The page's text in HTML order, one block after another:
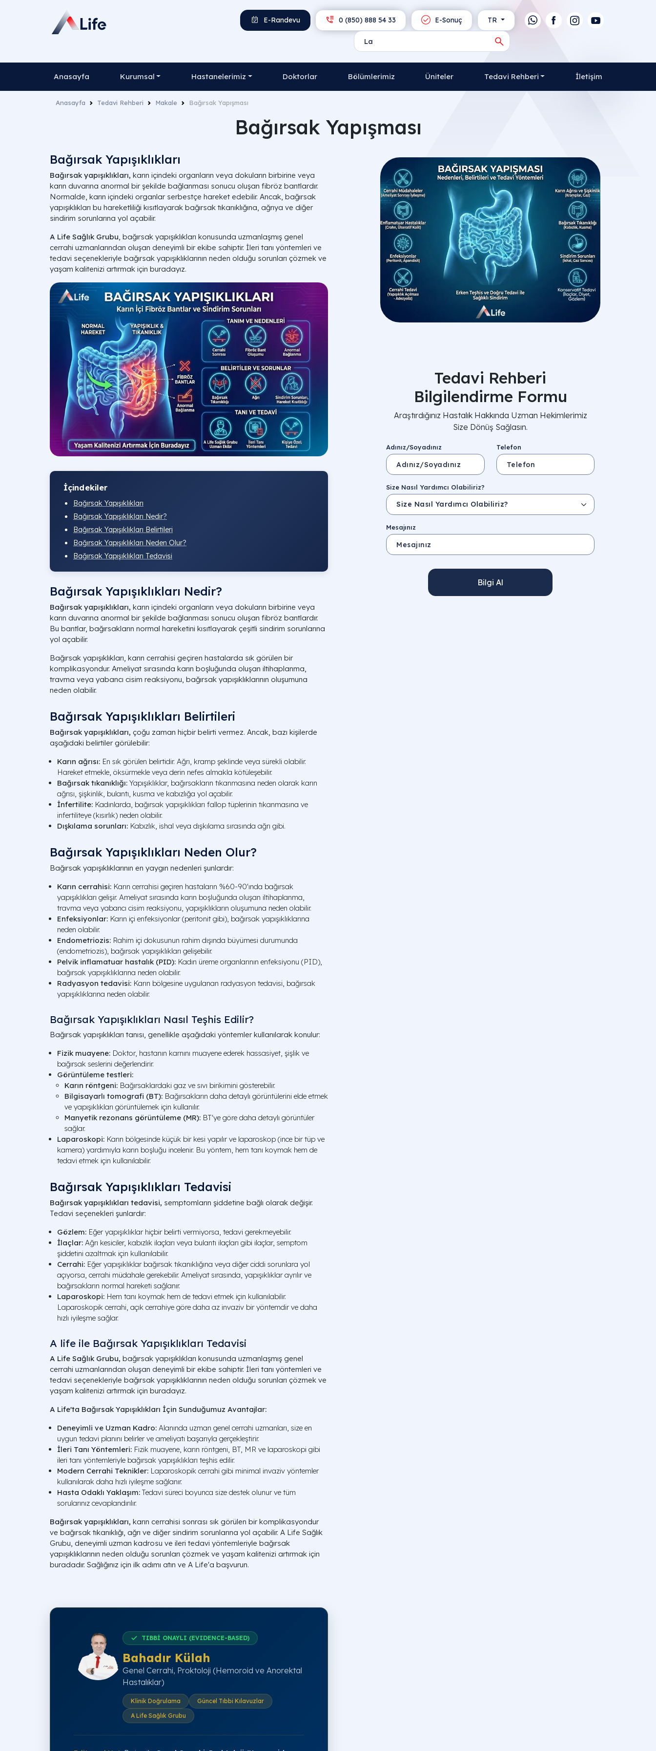
TR
E-Sonuç
0 (850) 888 54 33
E-Randevu
Anasayfa Kurumsal Hastanelerimiz Doktorlar Bölümlerimiz Üniteler Tedavi Rehberi İletişim
Anasayfa Tedavi Rehberi Makale Bağırsak Yapışması
Bağırsak Yapışması
Bağırsak Yapışıklıkları
Bağırsak yapışıklıkları, karın içindeki organların veya dokuların birbirine veya
karın duvarına anormal bir şekilde bağlanması sonucu oluşan fibröz bantlardır.
Normalde, karın içindeki organlar serbestçe hareket edebilir. Ancak, bağırsak
yapışıklıkları bu hareketliliği kısıtlayarak bağırsak tıkanıklığına, ağrıya ve diğer
sindirim sorunlarına yol açabilir.
A Life Sağlık Grubu, bağırsak yapışıklıkları konusunda uzmanlaşmış genel
cerrahi uzmanlarından oluşan deneyimli bir ekibe sahiptir. İleri tanı yöntemleri ve
tedavi seçenekleriyle bağırsak yapışıklıklarının neden olduğu sorunları çözmek ve
yaşam kalitenizi artırmak için buradayız.
İçindekiler
Bağırsak Yapışıklıkları
Bağırsak Yapışıklıkları Nedir?
Bağırsak Yapışıklıkları Belirtileri
Bağırsak Yapışıklıkları Neden Olur?
Bağırsak Yapışıklıkları Tedavisi
Bağırsak Yapışıklıkları Nedir?
Bağırsak yapışıklıkları, karın içindeki organların veya dokuların birbirine veya
karın duvarına anormal bir şekilde bağlanması sonucu oluşan fibröz bantlardır.
Bu bantlar, bağırsakların normal hareketini kısıtlayarak çeşitli sindirim sorunlarına
yol açabilir.
Bağırsak yapışıklıkları, karın cerrahisi geçiren hastalarda sık görülen bir
komplikasyondur. Ameliyat sırasında karın boşluğunda oluşan iltihaplanma,
travma veya yabancı cisim reaksiyonu, bağırsak yapışıklıklarının oluşumuna
neden olabilir.
Bağırsak Yapışıklıkları Belirtileri
Bağırsak yapışıklıkları, çoğu zaman hiçbir belirti vermez. Ancak, bazı kişilerde
aşağıdaki belirtiler görülebilir:
Karın ağrısı: En sık görülen belirtidir. Ağrı, kramp şeklinde veya sürekli olabilir.
Hareket etmekle, öksürmekle veya derin nefes almakla kötüleşebilir.
Bağırsak tıkanıklığı: Yapışıklıklar, bağırsakların tıkanmasına neden olarak karın
ağrısı, şişkinlik, bulantı, kusma ve kabızlığa yol açabilir.
İnfertilite: Kadınlarda, bağırsak yapışıklıkları fallop tüplerinin tıkanmasına ve
infertiliteye (kısırlık) neden olabilir.
Dışkılama sorunları: Kabızlık, ishal veya dışkılama sırasında ağrı gibi.
Bağırsak Yapışıklıkları Neden Olur?
Bağırsak yapışıklıklarının en yaygın nedenleri şunlardır:
Karın cerrahisi: Karın cerrahisi geçiren hastaların %60-90'ında bağırsak
yapışıklıkları gelişir. Ameliyat sırasında karın boşluğunda oluşan iltihaplanma,
travma veya yabancı cisim reaksiyonu, yapışıklıkların oluşumuna neden olabilir.
Enfeksiyonlar: Karın içi enfeksiyonlar (peritonit gibi), bağırsak yapışıklıklarına
neden olabilir.
Endometriozis: Rahim içi dokusunun rahim dışında büyümesi durumunda
(endometriozis), bağırsak yapışıklıkları gelişebilir.
Pelvik inflamatuar hastalık (PID): Kadın üreme organlarının enfeksiyonu (PID),
bağırsak yapışıklıklarına neden olabilir.
Radyasyon tedavisi: Karın bölgesine uygulanan radyasyon tedavisi, bağırsak
yapışıklıklarına neden olabilir.
Bağırsak Yapışıklıkları Nasıl Teşhis Edilir?
Bağırsak yapışıklıkları tanısı, genellikle aşağıdaki yöntemler kullanılarak konulur:
Fizik muayene: Doktor, hastanın karnını muayene ederek hassasiyet, şişlik ve
bağırsak seslerini değerlendirir.
Görüntüleme testleri:
Karın röntgeni: Bağırsaklardaki gaz ve sıvı birikimini gösterebilir.
Bilgisayarlı tomografi (BT): Bağırsakların daha detaylı görüntülerini elde etmek
ve yapışıklıkları görüntülemek için kullanılır.
Manyetik rezonans görüntüleme (MR): BT'ye göre daha detaylı görüntüler
sağlar.
Laparoskopi: Karın bölgesinde küçük bir kesi yapılır ve laparoskop (ince bir tüp ve
kamera) yardımıyla karın boşluğu incelenir. Bu yöntem, hem tanı koymak hem de
tedavi etmek için kullanılabilir.
Bağırsak Yapışıklıkları Tedavisi
Bağırsak yapışıklıkları tedavisi, semptomların şiddetine bağlı olarak değişir.
Tedavi seçenekleri şunlardır:
Gözlem: Eğer yapışıklıklar hiçbir belirti vermiyorsa, tedavi gerekmeyebilir.
İlaçlar: Ağrı kesiciler, kabızlık ilaçları veya bulantı ilaçları gibi ilaçlar, semptom
şiddetini azaltmak için kullanılabilir.
Cerrahi: Eğer yapışıklıklar bağırsak tıkanıklığına veya diğer ciddi sorunlara yol
açıyorsa, cerrahi müdahale gerekebilir. Ameliyat sırasında, yapışıklıklar ayrılır ve
bağırsakların normal hareketi sağlanır.
Laparoskopi: Hem tanı koymak hem de tedavi etmek için kullanılabilir.
Laparoskopik cerrahi, açık cerrahiye göre daha az invaziv bir yöntemdir ve daha
hızlı iyileşme sağlar.
A life ile Bağırsak Yapışıklıkları Tedavisi
A Life Sağlık Grubu, bağırsak yapışıklıkları konusunda uzmanlaşmış genel
cerrahi uzmanlarından oluşan deneyimli bir ekibe sahiptir. İleri tanı yöntemleri ve
tedavi seçenekleriyle bağırsak yapışıklıklarının neden olduğu sorunları çözmek ve
yaşam kalitenizi artırmak için buradayız.
A Life'ta Bağırsak Yapışıklıkları İçin Sunduğumuz Avantajlar:
Deneyimli ve Uzman Kadro: Alanında uzman genel cerrahi uzmanları, size en
uygun tedavi planını belirler ve ameliyatı başarıyla gerçekleştirir.
İleri Tanı Yöntemleri: Fizik muayene, karın röntgeni, BT, MR ve laparoskopi gibi
ileri tanı yöntemleriyle bağırsak yapışıklıkları teşhis edilir.
Modern Cerrahi Teknikler: Laparoskopik cerrahi gibi minimal invaziv yöntemler
kullanılarak daha hızlı iyileşme sağlanır.
Hasta Odaklı Yaklaşım: Tedavi süreci boyunca size destek olunur ve tüm
sorularınız cevaplandırılır.
Bağırsak yapışıklıkları, karın cerrahisi sonrası sık görülen bir komplikasyondur
ve bağırsak tıkanıklığı, ağrı ve diğer sindirim sorunlarına yol açabilir. A Life Sağlık
Grubu, deneyimli uzman kadrosu ve ileri tedavi yöntemleriyle bağırsak
yapışıklıklarının neden olduğu sorunları çözmek ve yaşam kalitenizi artırmak için
buradadır. Sağlığınız için ilk adımı atın ve A Life'a başvurun.
TIBBİ ONAYLI (EVIDENCE-BASED)
Bahadır Külah
Genel Cerrahi, Proktoloji (Hemoroid ve Anorektal
Hastalıklar)
Klinik Doğrulama
Güncel Tıbbi Kılavuzlar
A Life Sağlık Grubu
Tedavi Rehberi
Bilgilendirme Formu
Araştırdığınız Hastalık Hakkında Uzman Hekimlerimiz
Size Dönüş Sağlasın.
Adınız/Soyadınız Telefon
Size Nasıl Yardımcı Olabiliriz?
Mesajınız
Bilgi Al